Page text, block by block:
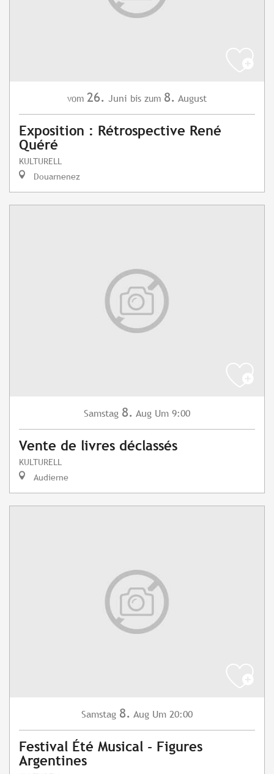
vom 26. Juni bis zum 8. August
Exposition : Rétrospective René
Quéré
KULTURELL
Douarnenez
Samstag 8. Aug Um 9:00
Vente de livres déclassés
KULTURELL
Audierne
Samstag 8. Aug Um 20:00
Festival Été Musical - Figures
Argentines